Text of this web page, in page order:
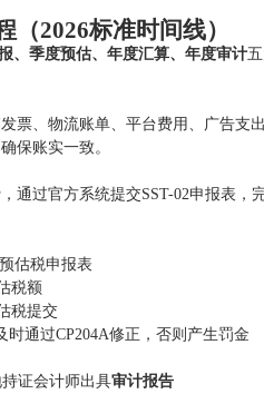
2026标准时间线）
、季度预估、年度汇算、年度审计
票、物流账单、平台费用、广告支
保账实一致。
通过官方系统提交SST-02申报表，
估税申报表
税额
税提交
通过CP204A修正，否则产生罚金
证会计师出具审计报告